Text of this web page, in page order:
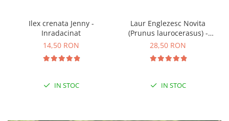
Ilex crenata Jenny -
Inradacinat
14,50 RON
IN STOC
Laur Englezesc Novita
(Prunus laurocerasus) -
40cm (P9)
28,50 RON
IN STOC